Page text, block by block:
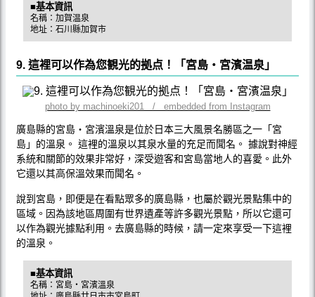
■基本資訊
名稱：加賀温泉
地址：石川縣加賀市
9. 這裡可以作為您観光的拠点！「宮島・宮濱温泉」
photo by machinoeki201 / embedded from Instagram
廣島縣的宮島・宮濱溫泉是位於日本三大風景名勝區之一「宮
島」的溫泉。 這裡的溫泉以其泉水量的充足而聞名。 據說對神經
系統和關節的效果非常好，深受遊客和宮島當地人的喜愛。此外
它還以其高保溫效果而聞名。
說到宮島，即便是在看點眾多的廣島縣，也屬於觀光景點集中的
區域。因為該地區周圍有世界遺產等許多觀光景點，所以它還可
以作為觀光據點利用。去廣島縣的時候，請一定來享受一下這裡
的溫泉。
■基本資訊
名稱：宮島・宮濱溫泉